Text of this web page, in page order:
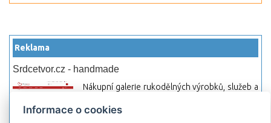
Reklama
Srdcetvor.cz - handmade
Nákupní galerie rukodělných výrobků, služeb a
začít prodávat nebo jen nakupovat.
Informace o cookies